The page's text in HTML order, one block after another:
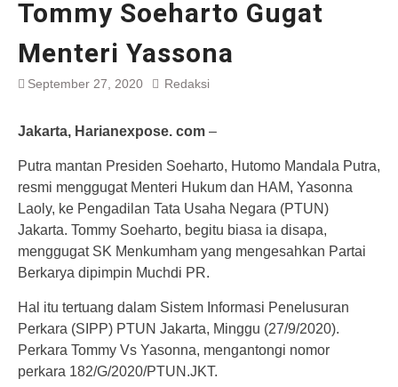
Tommy Soeharto Gugat
Menteri Yassona
September 27, 2020 Redaksi
Jakarta, Harianexpose. com –
Putra mantan Presiden Soeharto, Hutomo Mandala Putra,
resmi menggugat Menteri Hukum dan HAM, Yasonna
Laoly, ke Pengadilan Tata Usaha Negara (PTUN)
Jakarta. Tommy Soeharto, begitu biasa ia disapa,
menggugat SK Menkumham yang mengesahkan Partai
Berkarya dipimpin Muchdi PR.
Hal itu tertuang dalam Sistem Informasi Penelusuran
Perkara (SIPP) PTUN Jakarta, Minggu (27/9/2020).
Perkara Tommy Vs Yasonna, mengantongi nomor
perkara 182/G/2020/PTUN.JKT.